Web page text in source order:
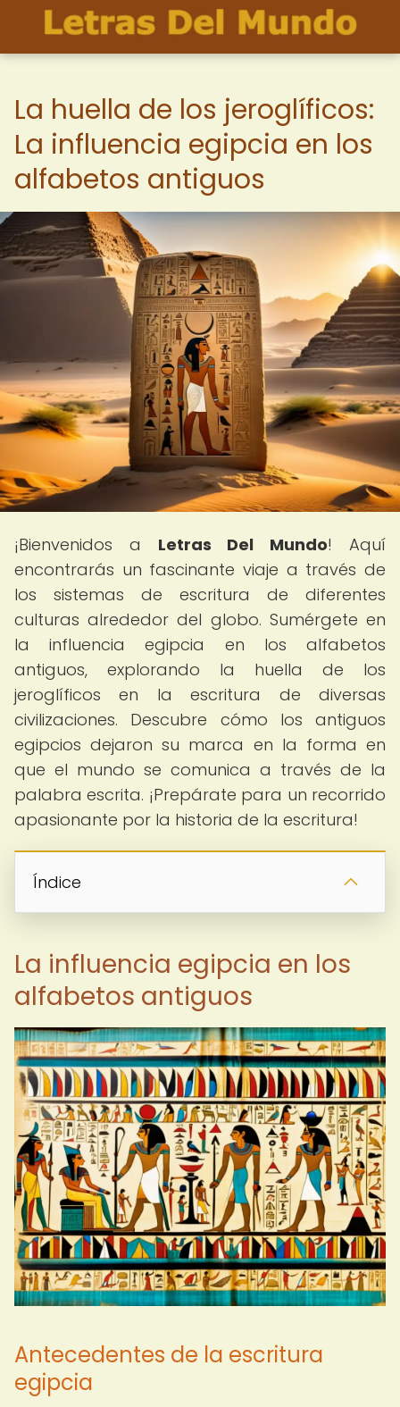
La huella de los jeroglíficos:
La influencia egipcia en los
alfabetos antiguos
¡Bienvenidos a Letras Del Mundo! Aquí
encontrarás un fascinante viaje a través de
los sistemas de escritura de diferentes
culturas alrededor del globo. Sumérgete en
la influencia egipcia en los alfabetos
antiguos, explorando la huella de los
jeroglíficos en la escritura de diversas
civilizaciones. Descubre cómo los antiguos
egipcios dejaron su marca en la forma en
que el mundo se comunica a través de la
palabra escrita. ¡Prepárate para un recorrido
apasionante por la historia de la escritura!
Índice
La influencia egipcia en los
alfabetos antiguos
Antecedentes de la escritura
egipcia